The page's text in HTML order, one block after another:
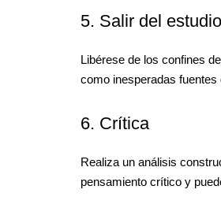
5. Salir del estudio
Libérese de los confines
como inesperadas
6. Crítica
Realiza un análisis
pensamiento crítico y